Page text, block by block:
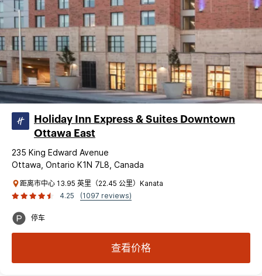
Holiday Inn Express & Suites Downtown
Ottawa East
235 King Edward Avenue
Ottawa, Ontario K1N 7L8, Canada
距离市中心 13.95 英里（22.45 公里）Kanata
4.25
(1097 reviews)
停车
查看价格